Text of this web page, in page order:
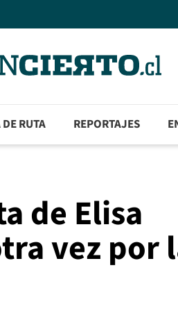
RUTA REPORTAJES
de Elisa
vez por